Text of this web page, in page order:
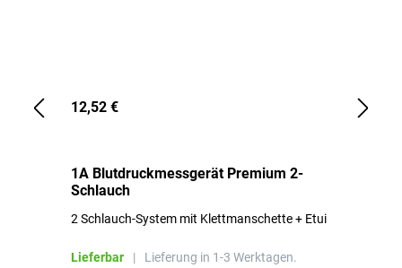
12,52 €
1A Blutdruckmessgerät Premium 2-
Schlauch
2 Schlauch-System mit Klettmanschette + Etui
Lieferbar | Lieferung in 1-3 Werktagen.